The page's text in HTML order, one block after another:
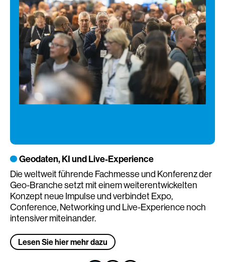
Geodaten, KI und Live-Experience
Die weltweit führende Fachmesse und Konferenz der
Geo-Branche setzt mit einem weiterentwickelten
Konzept neue Impulse und verbindet Expo,
Conference, Networking und Live-Experience noch
intensiver miteinander.
Lesen Sie hier mehr dazu